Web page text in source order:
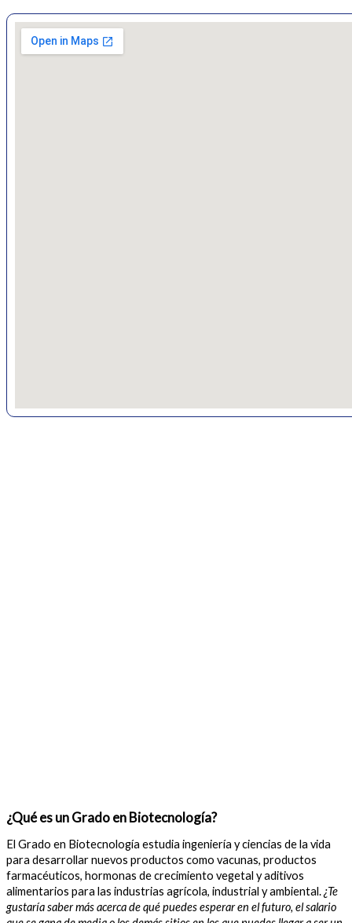
¿Qué es un Grado en Biotecnología?
El Grado en Biotecnología estudia ingeniería y ciencias de la vida
para desarrollar nuevos productos como vacunas, productos
farmacéuticos, hormonas de crecimiento vegetal y aditivos
alimentarios para las industrias agrícola, industrial y ambiental.¿Te
gustaría saber más acerca de qué puedes esperar en el futuro, el salario